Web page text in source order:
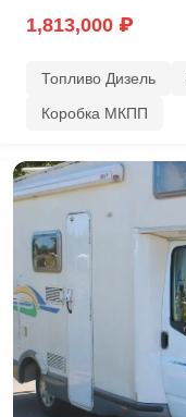
1,813,000 ₽
Топливо Дизель
Коробка МКПП